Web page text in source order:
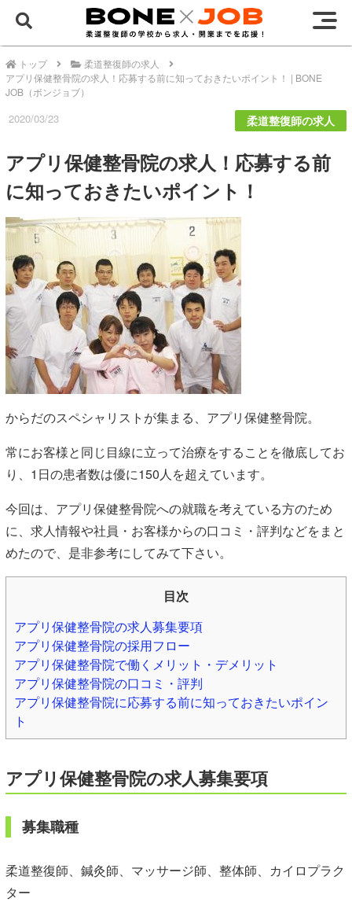
トップ
柔道整復師の求人
アプリ保健整骨院の求人！応募する前に知っておきたいポイント！ | BONE
JOB（ボンジョブ）
2020/03/23 柔道整復師の求人
アプリ保健整骨院の求人！応募する前
に知っておきたいポイント！
からだのスペシャリストが集まる、アプリ保健整骨院。
常にお客様と同じ目線に立って治療をすることを徹底してお
り、1日の患者数は優に150人を超えています。
今回は、アプリ保健整骨院への就職を考えている方のため
に、求人情報や社員・お客様からの口コミ・評判などをまと
めたので、是非参考にしてみて下さい。
目次
アプリ保健整骨院の求人募集要項
アプリ保健整骨院の採用フロー
アプリ保健整骨院で働くメリット・デメリット
アプリ保健整骨院の口コミ・評判
アプリ保健整骨院に応募する前に知っておきたいポイン
ト
アプリ保健整骨院の求人募集要項
募集職種
柔道整復師、鍼灸師、マッサージ師、整体師、カイロプラク
ター